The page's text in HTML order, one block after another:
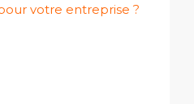
votre entreprise ?